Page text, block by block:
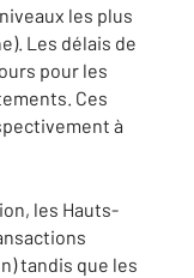
les plus
Les délais de
pour les
Ces
à
les Hauts-
tandis que les